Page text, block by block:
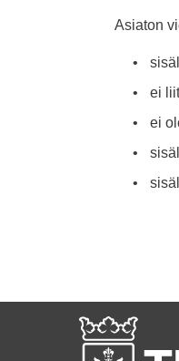
Asiaton
ei
ei